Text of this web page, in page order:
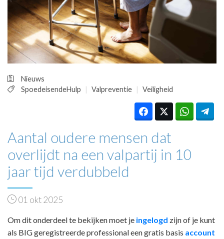
PRAKTIJKZAKEN
TARIEVEN
VPHUISARTSEN
MEDISCHE VAKHANDEL
REGISTRATIE
Nieuws
SpoedeisendeHulp
Valpreventie Veiligheid
Aantal oudere mensen dat
overlijdt na een valpartij in 10
jaar tijd verdubbeld
01 okt 2025
Om dit onderdeel te bekijken moet je ingelogd zijn of je kunt
als BIG geregistreerde professional een gratis basis account